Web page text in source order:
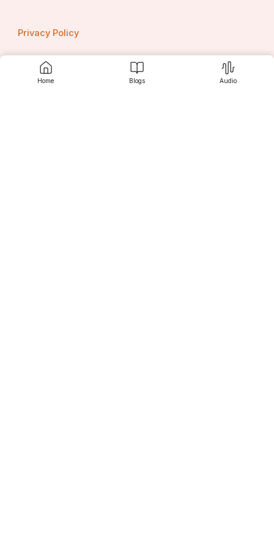
Home Blogs Audio
Privacy Policy